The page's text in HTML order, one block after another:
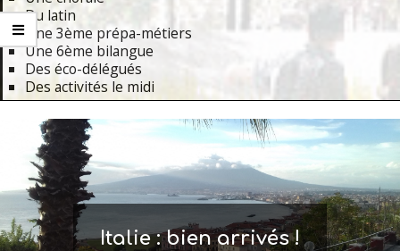
Du latin
Une 3ème prépa-métiers
Une 6ème bilangue
Des éco-délégués
Des activités le midi
Navigation
Menu
Italie : bien arrivés !